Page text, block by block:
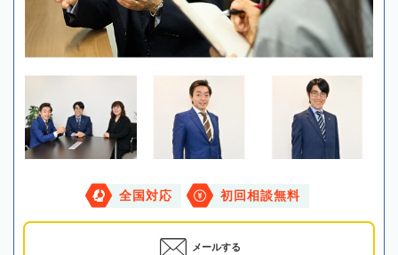
全国対応 初回相談無料
メールする